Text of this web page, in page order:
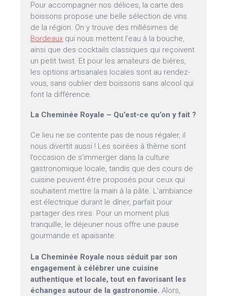
Pour accompagner nos délices, la carte des
boissons propose une belle sélection de vins
de la région. On y trouve des millésimes de
Bordeaux qui nous mettent l’eau à la bouche,
ainsi que des cocktails classiques qui reçoivent
un petit twist. Et pour les amateurs de bières,
les options artisanales locales sont au rendez-
vous, sans oublier des boissons sans alcool qui
font la différence.
La Cheminée Royale – Qu’est-ce qu’on y fait ?
Ce lieu ne se contente pas de nous régaler, il
nous divertit aussi ! Les soirées à thème sont
l’occasion de s’immerger dans la culture
gastronomique locale, tandis que des cours de
cuisine peuvent être proposés pour ceux qui
souhaitent mettre la main à la pâte. L’ambiance
est électrique durant le dîner, parfait pour
partager des rires. Pour un moment plus
tranquille, le déjeuner nous offre une pause
gourmande et apaisante.
La Cheminée Royale nous séduit par son
engagement à célébrer une cuisine
authentique et locale, tout en favorisant les
échanges autour de la gastronomie. Alors,